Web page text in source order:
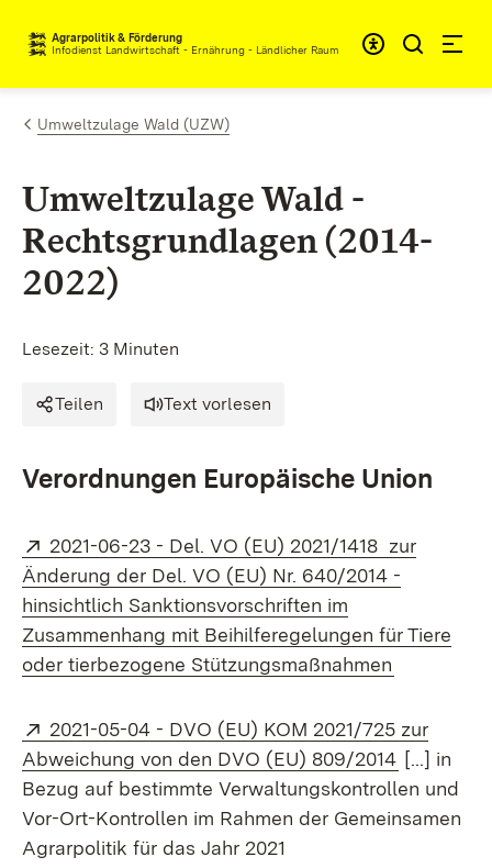
Zum Inhalt springen
Agrarpolitik & Förderung
Infodienst Landwirtschaft - Ernährung - Ländlicher Raum
Umweltzulage Wald (UZW)
Umweltzulage Wald -
Rechtsgrundlagen (2014-
2022)
Lesezeit: 3 Minuten
Teilen Text vorlesen
Verordnungen Europäische Union
Extern:
2021-06-23 - Del. VO (EU) 2021/1418 zur
Änderung der Del. VO (EU) Nr. 640/2014 -
hinsichtlich Sanktionsvorschriften im
Zusammenhang mit Beihilferegelungen für Tiere
oder tierbezogene Stützungsmaßnahmen
Extern:
2021-05-04 - DVO (EU) KOM 2021/725 zur
Abweichung von den DVO (EU) 809/2014 (Öffnet in
[...] in
Bezug auf bestimmte Verwaltungskontrollen und
Vor-Ort-Kontrollen im Rahmen der Gemeinsamen
Agrarpolitik für das Jahr 2021